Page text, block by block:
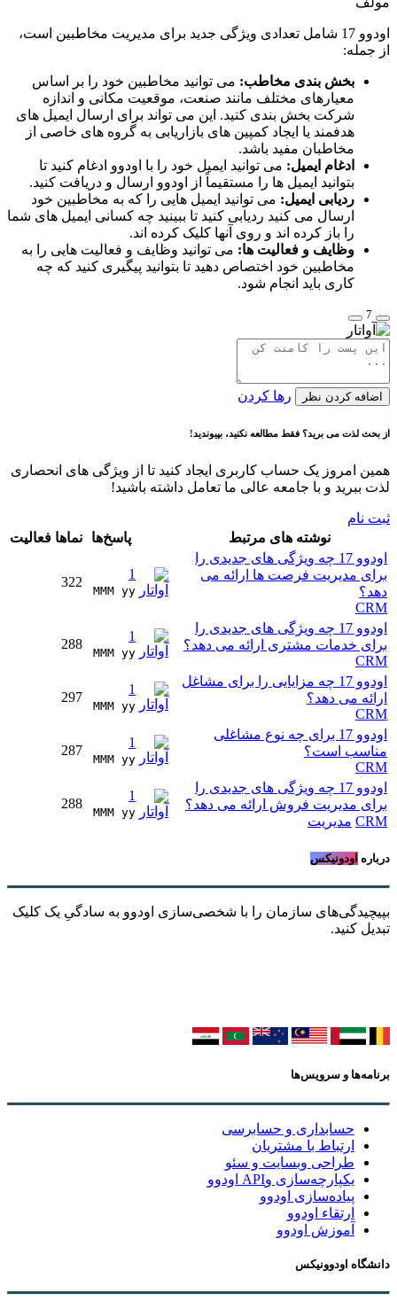
اودوو 17 شامل تعدادی ویژگی جدید برای مدیریت مخاطبین است،
از جمله:
بخش بندی مخاطب: می توانید مخاطبین خود را بر اساس
معیارهای مختلف مانند صنعت، موقعیت مکانی و اندازه
شرکت بخش بندی کنید. این می تواند برای ارسال ایمیل های
هدفمند یا ایجاد کمپین های بازاریابی به گروه های خاصی از
مخاطبان مفید باشد.
ادغام ایمیل: می توانید ایمیل خود را با اودوو ادغام کنید تا
بتوانید ایمیل ها را مستقیماً از اودوو ارسال و دریافت کنید.
ردیابی ایمیل: می توانید ایمیل هایی را که به مخاطبین خود
ارسال می کنید ردیابی کنید تا ببینید چه کسانی ایمیل های شما
را باز کرده اند و روی آنها کلیک کرده اند.
وظایف و فعالیت ها: می توانید وظایف و فعالیت هایی را به
مخاطبین خود اختصاص دهید تا بتوانید پیگیری کنید که چه
کاری باید انجام شود.
7
اضافه کردن نظر رها کردن
از بحث لذت می برید؟ فقط مطالعه نکنید، بپیوندید!
همین امروز یک حساب کاربری ایجاد کنید تا از ویژگی های انحصاری
لذت ببرید و با جامعه عالی ما تعامل داشته باشید!
ثبت نام
نوشته های مرتبط
پاسخ‌ها نماها فعالیت
اودوو 17 چه ویژگی های جدیدی را
برای مدیریت فرصت ها ارائه می
دهد؟
CRM
1
MMM yy
322
اودوو 17 چه ویژگی های جدیدی را
برای خدمات مشتری ارائه می دهد؟
CRM
1
MMM yy
288
اودوو 17 چه مزایایی را برای مشاغل
ارائه می دهد؟
CRM
1
MMM yy
297
اودوو 17 برای چه نوع مشاغلی
مناسب است؟
CRM
1
MMM yy
287
اودوو 17 چه ویژگی های جدیدی را
برای مدیریت فروش ارائه می دهد؟
CRM مدیریت
1
MMM yy
288
درباره اودونیکس
بپیچیدگی‌های سازمان را با شخصی‌سازی اودوو به سادگیِ یک کلیک
تبدیل کنید.
برنامه‌ها و سرویس‌ها
حسابداری و حسابرسی
ارتباط با مشتریان
طراحی وبسایت و سئو
یکپارچه‌سازی وAPI اودوو
پیاده‌سازی اودوو
ارتقاء اودوو
آموزش اودوو
دانشگاه اودوونیکس